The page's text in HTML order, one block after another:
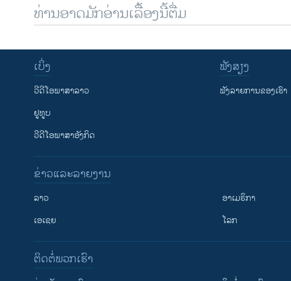
ທ່ານອາດມັກອ່ານເລື້ອງນີ້ຕື່ມ
ເບິ່ງ
ວີດີໂອພາສາລາວ
ຢູທູບ
ວີດີໂອພາສາອັງກິດ
ຟັງສຽງ
ຟັງລາຍການຂອງເຮົາ
ຂ່າວແລະລາຍງານ
ລາວ
ເອເຊຍ
ອາເມຣິກາ
ໂລກ
ຕິດຕໍ່ພວກເຮົາ